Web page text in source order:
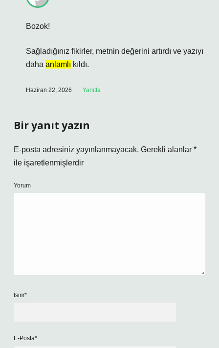
Bozok!
Sağladığınız fikirler, metnin değerini artırdı ve yazıyı
daha anlamlı kıldı.
Haziran 22, 2026 Yanıtla
Bir yanıt yazın
E-posta adresiniz yayınlanmayacak. Gerekli alanlar *
ile işaretlenmişlerdir
Yorum
İsim*
E-Posta*